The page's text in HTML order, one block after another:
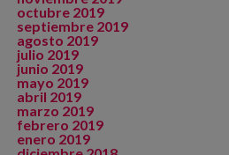
octubre 2019
septiembre 2019
agosto 2019
julio 2019
junio 2019
mayo 2019
abril 2019
marzo 2019
febrero 2019
enero 2019